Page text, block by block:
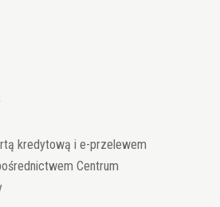
kredytową i e-przelewem
Centrum